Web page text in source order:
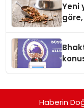
Yeni
Haberin